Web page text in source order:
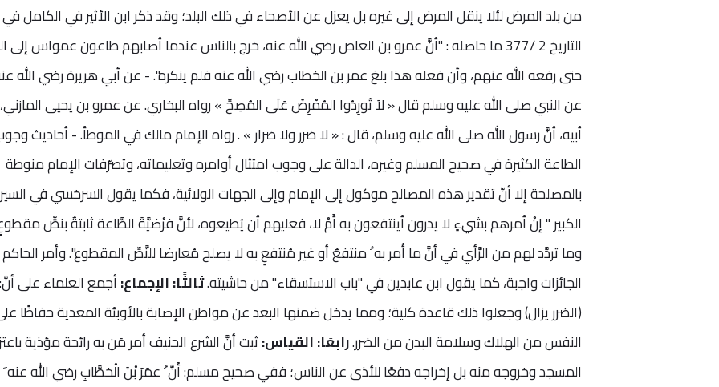
من بلد المرض لئلا ينقل المرض إلى غيره بل يعزل عن الأصحاء في ذلك البلد؛ وقد ذكر ابن الأثير في الكامل في
التاريخ 2 /377 ما حاصله : "أنَّ عمرو بن العاص رضي الله عنه، خرج بالناس عندما أصابهم طاعون عمواس إلى
حتى رفعه الله عنهم، وأن فعله هذا بلغ عمر بن الخطاب رضي الله عنه فلم ينكره". - عن أبي هريرة رضي الله
عن النبي صلى الله عليه وسلم قال « لاَ تُورِدُوا المُمْرِضَ عَلَى المُصِحِّ » رواه البخاري. عن عمرو بن يحيى
أبيه، أنَّ رسول الله صلى الله عليه وسلم، قال : « لا ضرر ولا ضرار » . رواه الإمام مالك في الموطأ. - أحاديث
الطاعة الكثيرة في صحيح المسلم وغيره، الدالة على وجوب امتثال أوامره وتعليماته، وتصرّفات الإمام منوطة
بالمصلحة إلا أنّ تقدير هذه المصالح موكول إلى الإمام وإلى الجهات الولائية، فكما يقول السرخسي في السير
الكبير " إنْ أمرهم بشيءٍ لا يدرون أينتفعون به أَمْ لا، فعليهم أن يُطيعوه، لأنَّ فرْضيَّةَ الطَّاعة ثابتةٌ بنصٍّ
وما تردَّد لهم من الرَّأي في أنَّ ما أُمر به ُ منتفعٌ أو غير مُنتفعٍ به لا يصلح مُعارضا للنَّصِّ المقطوع". وأمر
الجائزات واجبة، كما يقول ابن عابدين في "باب الاستسقاء" من حاشيته.ثالثًا: الإجماع:أجمع العلماء على أنَّ:
(الضرر يزال) وجعلوا ذلك قاعدة كلية؛ ومما يدخل ضمنها البعد عن مواطن الإصابة بالأوبئة المعدية حفاظًا
النفس من الهلاك وسلامة البدن من الضرر.رابعًا: القياس:ثبت أنَّ الشرع الحنيف أمر مَن به رائحة مؤذية
المسجد وخروجه منه بل إخراجه دفعًا للأذى عن الناس؛ ففي صحيح مسلم: أَنَّ ُ عمَرَ بْنَ الْخطَّابِ رضي الله عنه َ